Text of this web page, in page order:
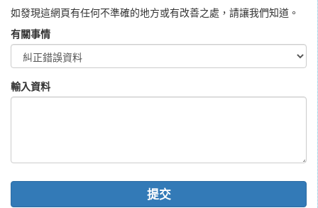
如發現這網頁有任何不準確的地方或有改善之處，請讓我們知道。
有關事情
輸入資料
提交